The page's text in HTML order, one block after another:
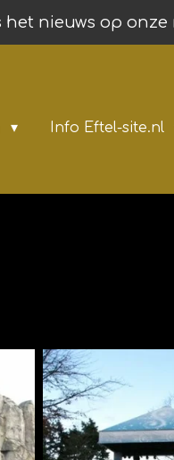
het nieuws op
Info Eftel-site.nl